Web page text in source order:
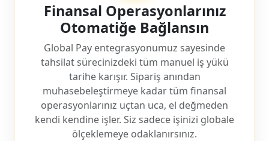
Finansal Operasyonlarınız
Otomatiğe Bağlansın
Global Pay entegrasyonumuz sayesinde
tahsilat sürecinizdeki tüm manuel iş yükü
tarihe karışır. Sipariş anından
muhasebeleştirmeye kadar tüm finansal
operasyonlarınız uçtan uca, el değmeden
kendi kendine işler. Siz sadece işinizi globale
ölçeklemeye odaklanırsınız.